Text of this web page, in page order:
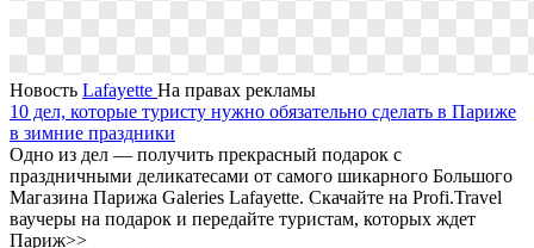
Новость Lafayette На правах рекламы
10 дел, которые туристу нужно обязательно сделать в Париже
в зимние праздники
Одно из дел ― получить прекрасный подарок с
праздничными деликатесами от самого шикарного Большого
Магазина Парижа Galeries Lafayette. Скачайте на Profi.Travel
ваучеры на подарок и передайте туристам, которых ждет
Париж>>